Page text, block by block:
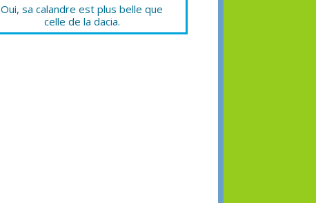
Oui, sa calandre est plus belle que
celle de la dacia.